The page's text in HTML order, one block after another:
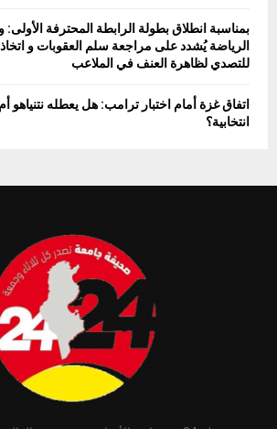
بمناسبة انطلاق بطولة الرابطة المحترفة الأولى:
الرياضة يُشدد على مراجعة سلم العقوبات و
للتصدي لظاهرة العنف في الملاعب
اتفاق غزة أمام اختبار ترامب: هل يعطله نتنياهو
انتخابية؟